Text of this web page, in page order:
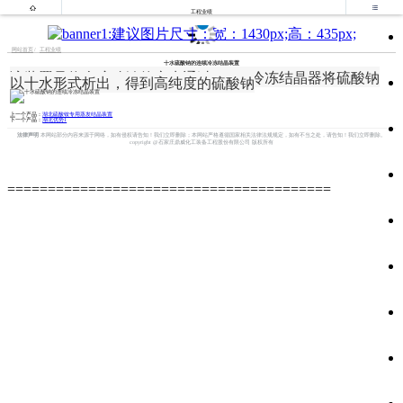

工程业绩

网站首页 工程业绩
十水硫酸钠的连续冷冻结晶装置
该装置是将含硫酸钠的废水通过OSLO冷冻结晶器将硫酸钠
以十水形式析出，得到高纯度的硫酸钠
上一个产品：湖北硫酸铵专用蒸发结晶装置
下一个产品：湖北优势1
法律声明 本网站部分内容来源于网络，如有侵权请告知！我们立即删除；本网站严格遵循国家相关法律法规规定，如有不当之处，请告知！我们立即删除。
copyright @石家庄鼎威化工装备工程股份有限公司 版权所有
========================================